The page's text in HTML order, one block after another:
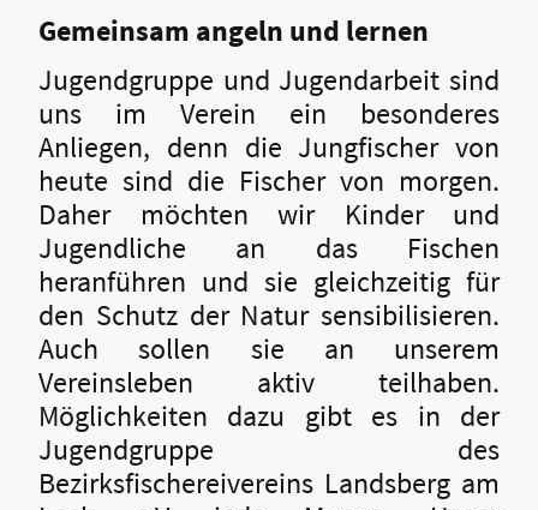
Gemeinsam angeln und lernen
Jugendgruppe und Jugendarbeit sind
uns im Verein ein besonderes
Anliegen, denn die Jungfischer von
heute sind die Fischer von morgen.
Daher möchten wir Kinder und
Jugendliche an das Fischen
heranführen und sie gleichzeitig für
den Schutz der Natur sensibilisieren.
Auch sollen sie an unserem
Vereinsleben aktiv teilhaben.
Möglichkeiten dazu gibt es in der
Jugendgruppe des
Bezirksfischereivereins Landsberg am